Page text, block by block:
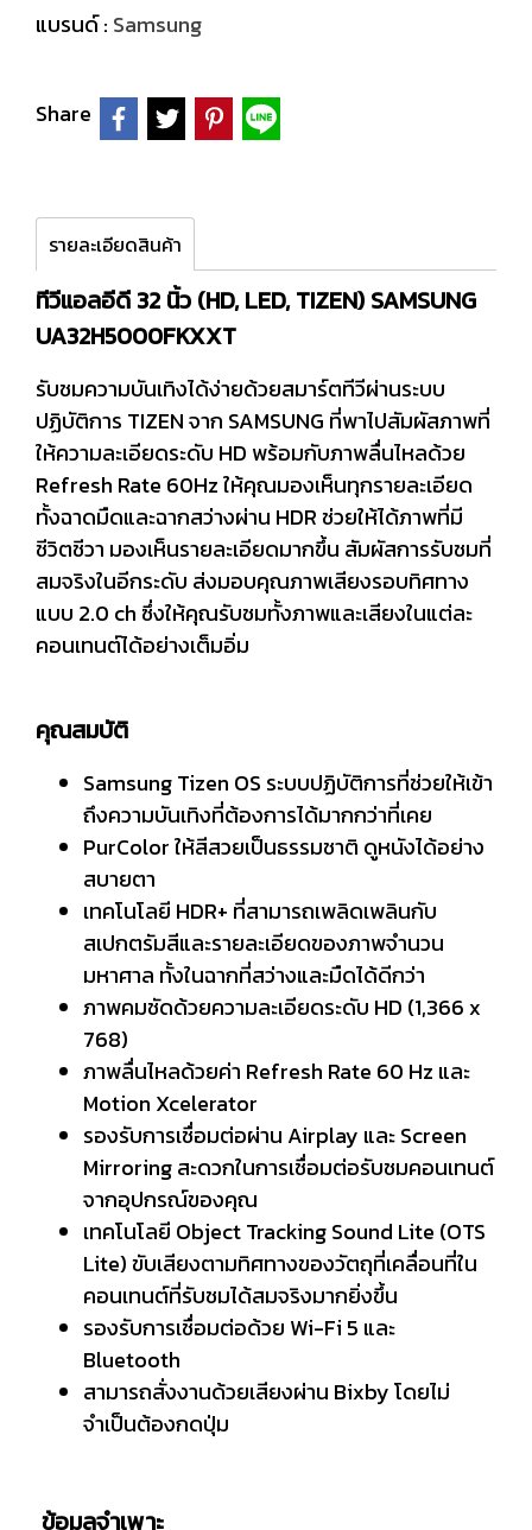
แบรนด์ : Samsung
Share
รายละเอียดสินค้า
ทีวีแอลอีดี 32 นิ้ว (HD, LED, TIZEN) SAMSUNG
UA32H5000FKXXT
รับชมความบันเทิงได้ง่ายด้วยสมาร์ตทีวีผ่านระบบ
ปฏิบัติการ TIZEN จาก SAMSUNG ที่พาไปสัมผัสภาพที่
ให้ความละเอียดระดับ HD พร้อมกับภาพลื่นไหลด้วย
Refresh Rate 60Hz ให้คุณมองเห็นทุกรายละเอียด
ทั้งฉาดมืดและฉากสว่างผ่าน HDR ช่วยให้ได้ภาพที่มี
ชีวิตชีวา มองเห็นรายละเอียดมากขึ้น สัมผัสการรับชมที่
สมจริงในอีกระดับ ส่งมอบคุณภาพเสียงรอบทิศทาง
แบบ 2.0 ch ซึ่งให้คุณรับชมทั้งภาพและเสียงในแต่ละ
คอนเทนต์ได้อย่างเต็มอิ่ม
คุณสมบัติ
Samsung Tizen OS ระบบปฏิบัติการที่ช่วยให้เข้า
ถึงความบันเทิงที่ต้องการได้มากกว่าที่เคย
PurColor ให้สีสวยเป็นธรรมชาติ ดูหนังได้อย่าง
สบายตา
เทคโนโลยี HDR+ ที่สามารถเพลิดเพลินกับ
สเปกตรัมสีและรายละเอียดของภาพจำนวน
มหาศาล ทั้งในฉากที่สว่างและมืดได้ดีกว่า
ภาพคมชัดด้วยความละเอียดระดับ HD (1,366 x
768)
ภาพลื่นไหลด้วยค่า Refresh Rate 60 Hz และ
Motion Xcelerator
รองรับการเชื่อมต่อผ่าน Airplay และ Screen
Mirroring สะดวกในการเชื่อมต่อรับชมคอนเทนต์
จากอุปกรณ์ของคุณ
เทคโนโลยี Object Tracking Sound Lite (OTS
Lite) ขับเสียงตามทิศทางของวัตถุที่เคลื่อนที่ใน
คอนเทนต์ที่รับชมได้สมจริงมากยิ่งขึ้น
รองรับการเชื่อมต่อด้วย Wi-Fi 5 และ
Bluetooth
สามารถสั่งงานด้วยเสียงผ่าน Bixby โดยไม่
จำเป็นต้องกดปุ่ม
ข้อมูลจำเพาะ